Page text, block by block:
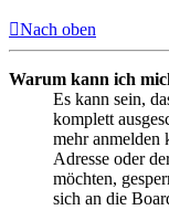
Nach oben
Warum kann ich
Es kann sein,
komplett
mehr anmelden
Adresse oder
möchten,
sich an die